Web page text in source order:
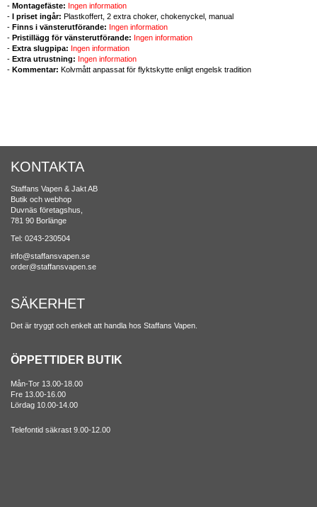
- Montagefäste: Ingen information
- I priset ingår: Plastkoffert, 2 extra choker, chokenyckel, manual
- Finns i vänsterutförande: Ingen information
- Pristillägg för vänsterutförande: Ingen information
- Extra slugpipa: Ingen information
- Extra utrustning: Ingen information
- Kommentar: Kolvmått anpassat för flyktskytte enligt engelsk tradition
KONTAKTA
Staffans Vapen & Jakt AB
Butik och webhop
Duvnäs företagshus,
781 90 Borlänge
Tel: 0243-230504
info@staffansvapen.se
order@staffansvapen.se
SÄKERHET
Det är tryggt och enkelt att handla hos Staffans Vapen.
ÖPPETTIDER BUTIK
Mån-Tor 13.00-18.00
Fre 13.00-16.00
Lördag 10.00-14.00
Telefontid säkrast 9.00-12.00